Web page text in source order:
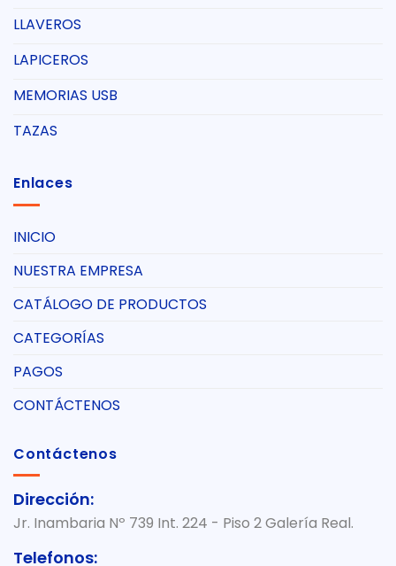
LLAVEROS
LAPICEROS
MEMORIAS USB
TAZAS
Enlaces
INICIO
NUESTRA EMPRESA
CATÁLOGO DE PRODUCTOS
CATEGORÍAS
PAGOS
CONTÁCTENOS
Contáctenos
Dirección:
Jr. Inambaria Nº 739 Int. 224 - Piso 2 Galería Real.
Telefonos: